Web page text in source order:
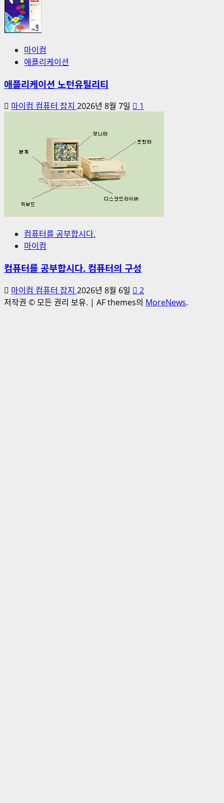
마이컴
애플리케이션
애플리케이션 노턴유틸리티
마이컴 컴퓨터 잡지 2026년 8월 7일 1
컴퓨터를 공부합시다.
마이컴
컴퓨터를 공부합시다. 컴퓨터의 구성
마이컴 컴퓨터 잡지 2026년 8월 6일
2
저작권 © 모든 권리 보유. | AF themes의 MoreNews.